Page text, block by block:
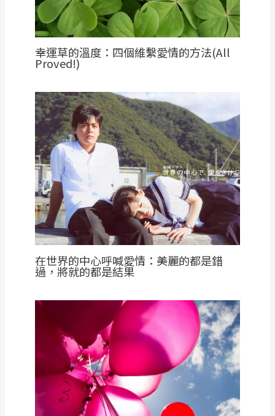
幸運草的溫度：四個維繫愛情的方法(All
Proved!)
在世界的中心呼喊愛情：美麗的都是錯
過，將就的都是結果